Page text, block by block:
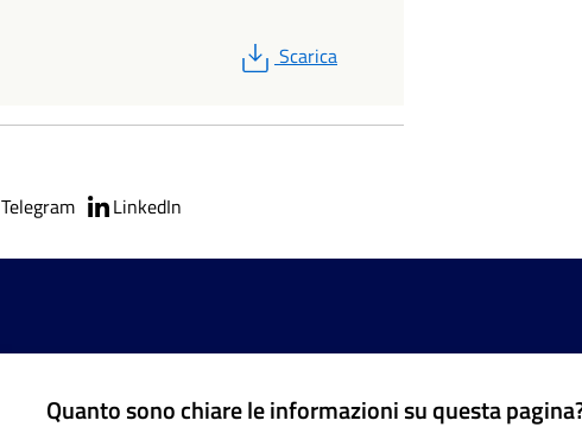
PDF
Scarica
Telegram LinkedIn
Quanto sono chiare le informazioni su questa